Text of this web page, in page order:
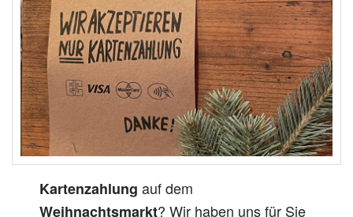
Kartenzahlung auf dem
Weihnachtsmarkt? Wir haben uns für Sie